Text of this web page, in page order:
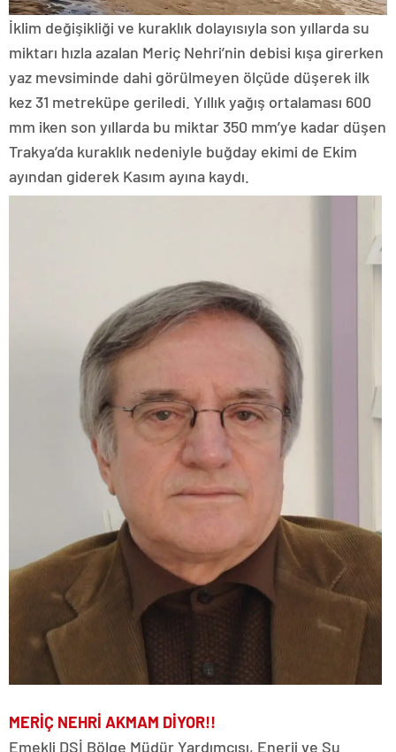
İklim değişikliği ve kuraklık dolayısıyla son yıllarda su
miktarı hızla azalan Meriç Nehri’nin debisi kışa girerken
yaz mevsiminde dahi görülmeyen ölçüde düşerek ilk
kez 31 metreküpe geriledi. Yıllık yağış ortalaması 600
mm iken son yıllarda bu miktar 350 mm’ye kadar düşen
Trakya’da kuraklık nedeniyle buğday ekimi de Ekim
ayından giderek Kasım ayına kaydı.
MERİÇ NEHRİ AKMAM DİYOR!!
Emekli DSİ Bölge Müdür Yardımcısı, Enerji ve Su